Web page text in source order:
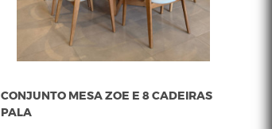
CONJUNTO MESA ZOE E 8 CADEIRAS
PALA